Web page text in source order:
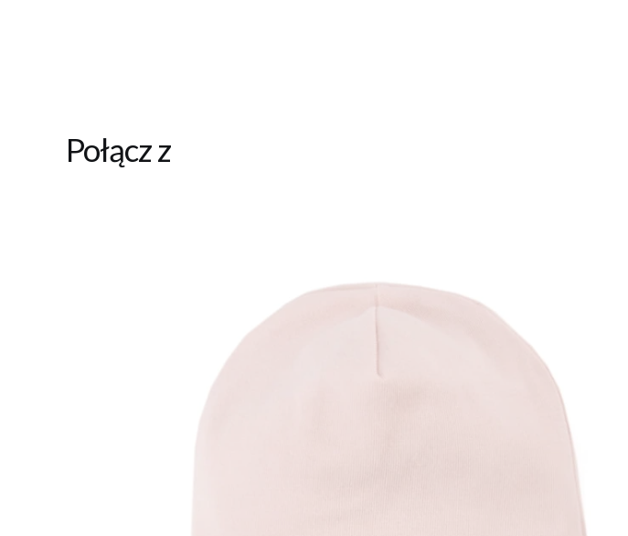
Połącz z